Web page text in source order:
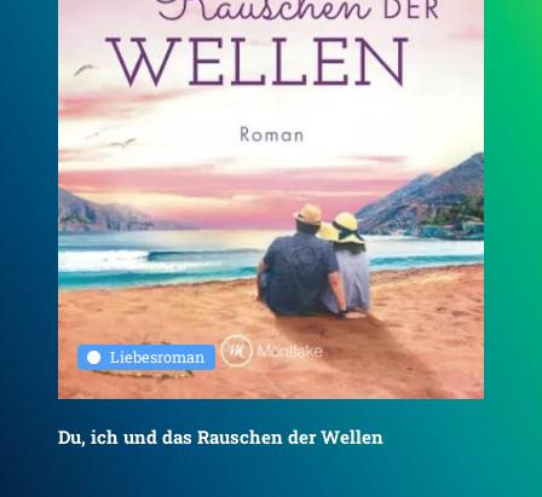
Liebesroman
Du, ich und das Rauschen der Wellen